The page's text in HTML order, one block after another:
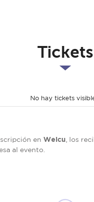
Tickets
No hay tickets
en Welcu , los
al evento.